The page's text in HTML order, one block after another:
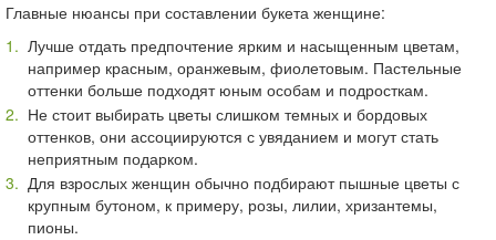
Главные нюансы при составлении букета женщине:
Лучше отдать предпочтение ярким и насыщенным цветам,
например красным, оранжевым, фиолетовым. Пастельные
оттенки больше подходят юным особам и подросткам.
Не стоит выбирать цветы слишком темных и бордовых
оттенков, они ассоциируются с увяданием и могут стать
неприятным подарком.
Для взрослых женщин обычно подбирают пышные цветы с
крупным бутоном, к примеру, розы, лилии, хризантемы,
пионы.